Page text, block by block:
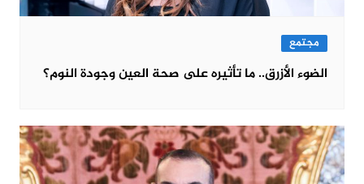
مجتمع
الضوء الأزرق.. ما تأثيره على صحة العين وجودة النوم؟